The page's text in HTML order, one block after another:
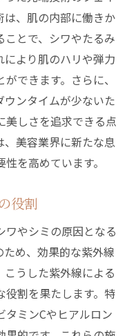
は、肌の内部に働きか
ことで、シワやたるみ
により肌のハリや弾力
できます。さらに、
ンタイムが少ないた
美しさを追求できる点
、美容業界に新たな息
を高めています。
役割
ワやシミの原因となる
ため、効果的な紫外線
うした紫外線による
役割を果たします。特
タミンCやヒアルロン